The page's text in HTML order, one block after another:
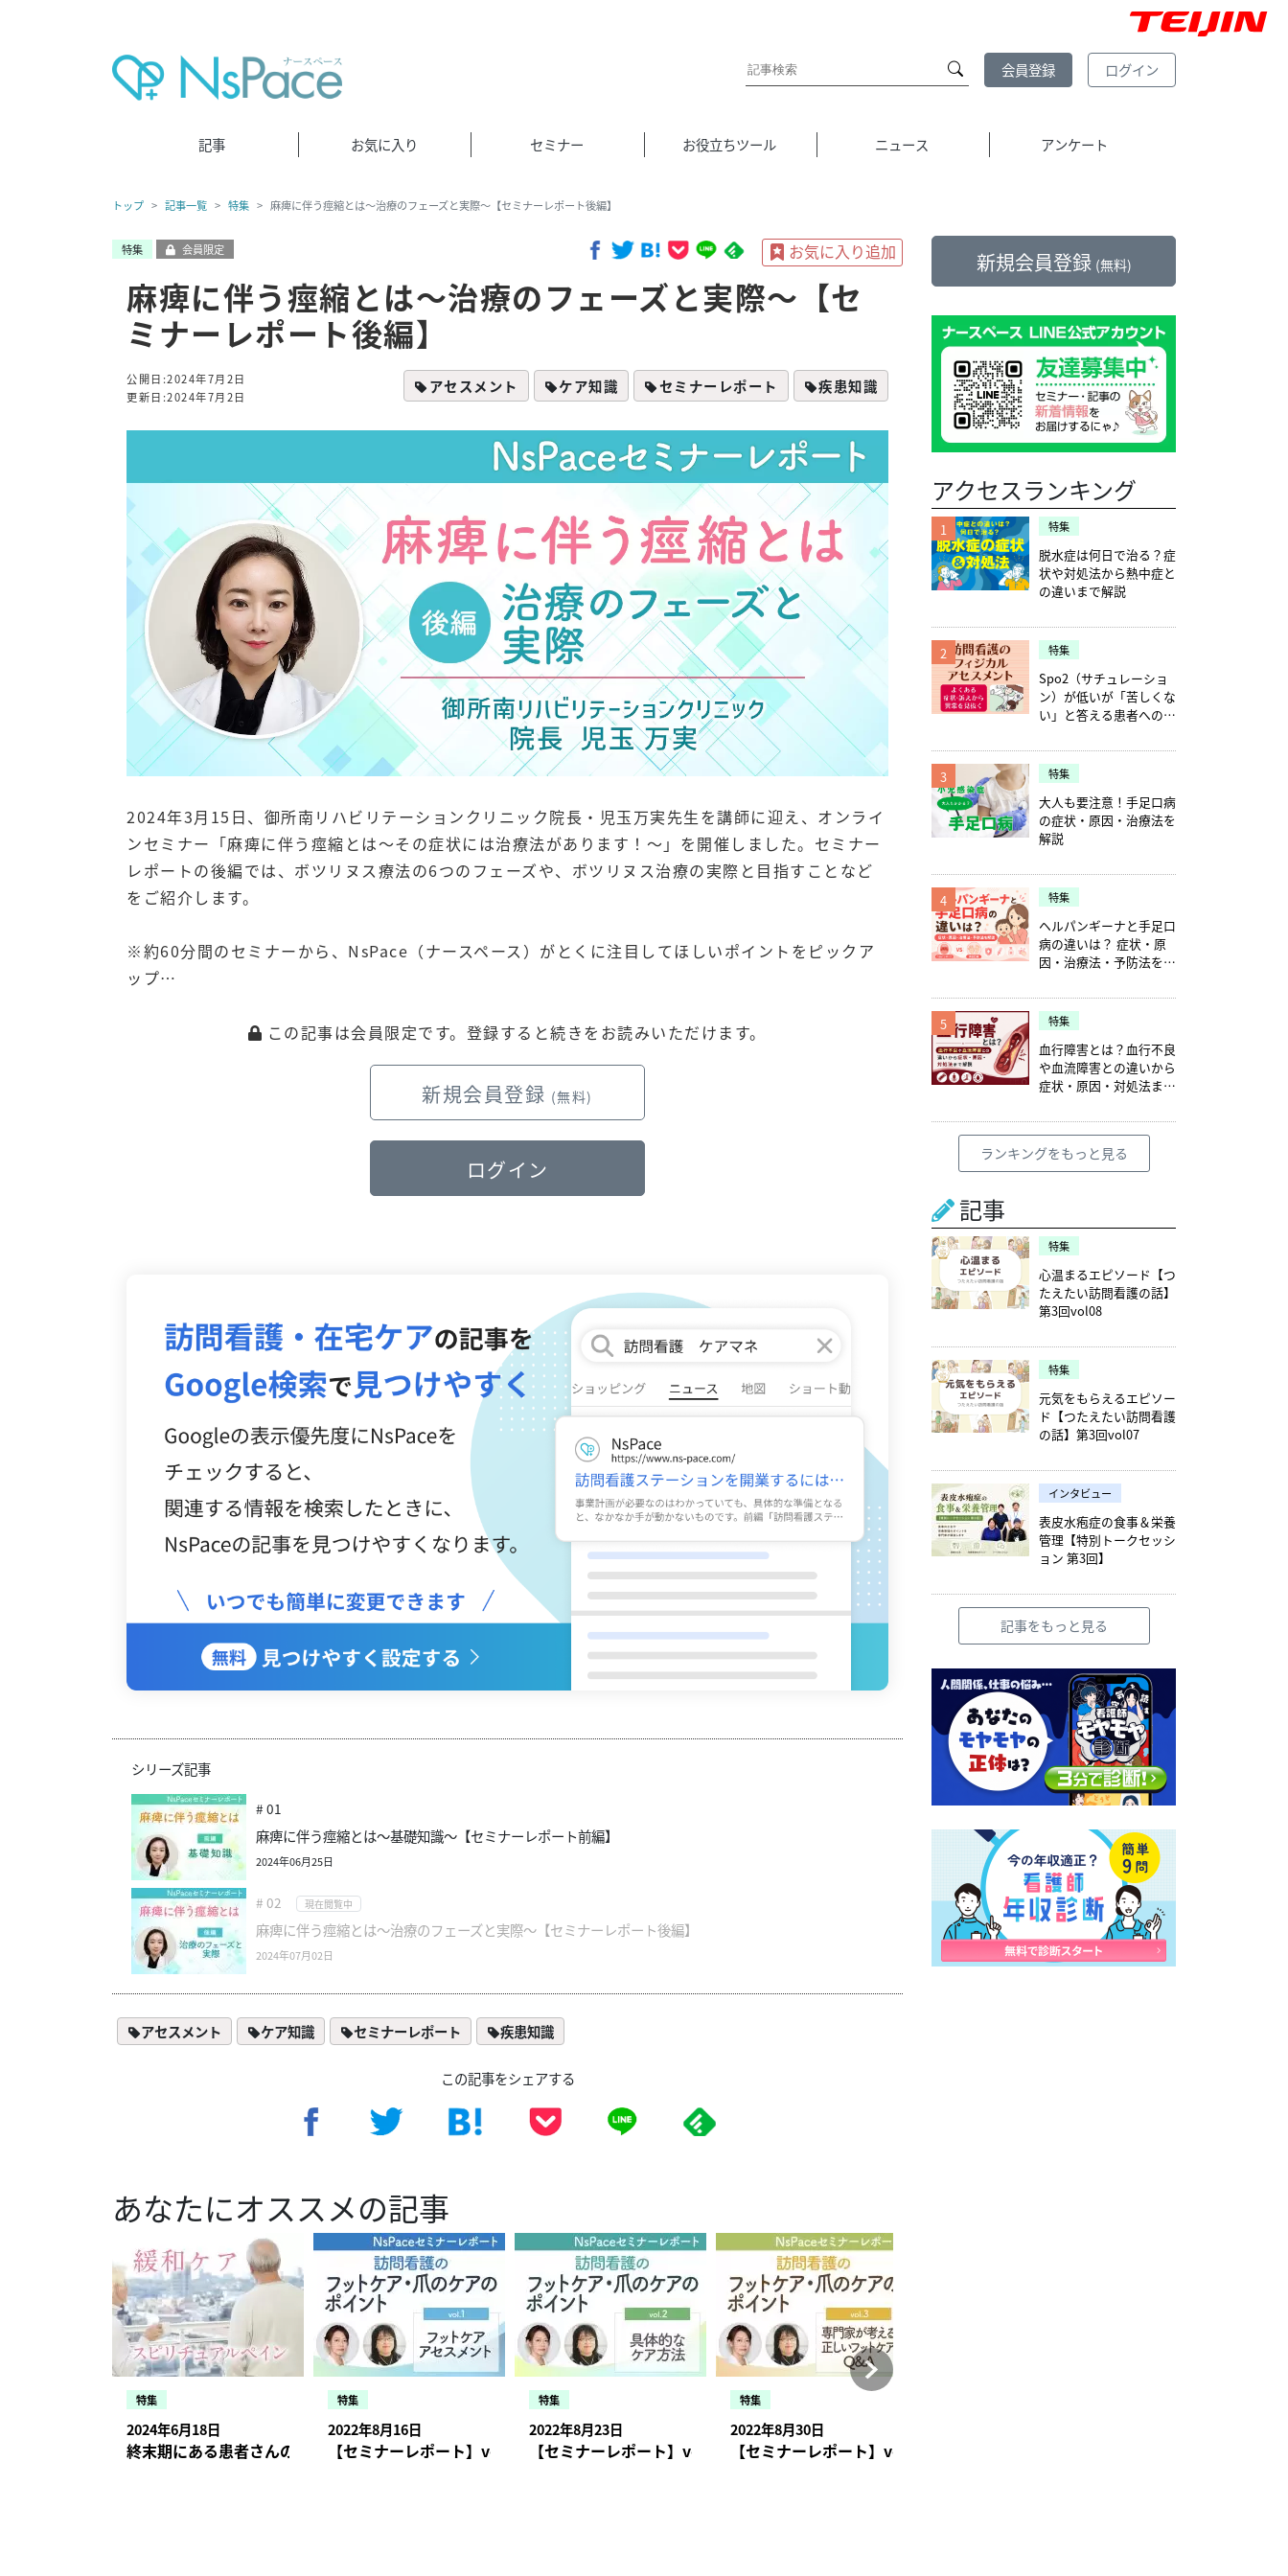
ログイン
会員登録
記事 お気に入り セミナー お役立ちツール ニュース アンケート
トップ 記事一覧 特集 麻痺に伴う痙縮とは～治療のフェーズと実際～【セミナーレポート後編】
特集 会員限定
麻痺に伴う痙縮とは～治療のフェーズと実際～【セ
ミナーレポート後編】
公開日:2024年7月2日
更新日:2024年7月2日
アセスメント ケア知識 セミナーレポート 疾患知識
2024年3月15日、御所南リハビリテーションクリニック院長・児玉万実先生を講師に迎え、オンライ
ンセミナー「麻痺に伴う痙縮とは〜その症状には治療法があります！〜」を開催しました。セミナー
レポートの後編では、ボツリヌス療法の6つのフェーズや、ボツリヌス治療の実際と目指すことなど
をご紹介します。
※約60分間のセミナーから、NsPace（ナースペース）がとくに注目してほしいポイントをピックア
ップ…
この記事は会員限定です。 登録すると続きをお読みいただけます。
新規会員登録 (無料)
ログイン
シリーズ記事
# 01
麻痺に伴う痙縮とは～基礎知識～【セミナーレポート前編】
2024年06月25日
# 02 現在閲覧中
麻痺に伴う痙縮とは～治療のフェーズと実際～【セミナーレポート後編】
2024年07月02日
アセスメント ケア知識 セミナーレポート 疾患知識
この記事をシェアする
あなたにオススメの記事
特集
2024年6月18日
終末期にある患者さんのスピリチュアルペインを知る【スピリチュアルケア】
特集
2022年8月16日
【セミナーレポート】vol.1 フットケア アセスメント ‐訪問看護のフットケア・爪のケアのポイント‐
特集
2022年8月23日
【セミナーレポート】vol.2 具体的なケア方法 ‐訪問看護のフットケア・爪のケアのポイント‐
特集
2022年8月30日
【セミナーレポート】vol.3 専門家が考える正しいフットケアQ&A ‐訪問看護
新規会員登録 (無料)
アクセスランキング
1 特集
脱水症は何日で治る？症
状や対処法から熱中症と
の違いまで解説
2 特集
Spo2（サチュレーショ
ン）が低いが「苦しくな
い」と答える患者への確
3 特集
大人も要注意！手足口病
の症状・原因・治療法を
解説
4 特集
ヘルパンギーナと手足口
病の違いは？ 症状・原
因・治療法・予防法を解
5 特集
血行障害とは？血行不良
や血流障害との違いから
症状・原因・対処法まで
ランキングをもっと見る
記事
特集
心温まるエピソード【つ
たえたい訪問看護の話】
第3回vol08
特集
元気をもらえるエピソー
ド【つたえたい訪問看護
の話】第3回vol07
インタビュー
表皮水疱症の食事＆栄養
管理【特別トークセッシ
ョン 第3回】
記事をもっと見る